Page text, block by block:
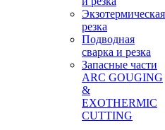
Экзотермическая
резка
Подводная
сварка и резка
Запасные части
ARC GOUGING
&
EXOTHERMIC
CUTTING